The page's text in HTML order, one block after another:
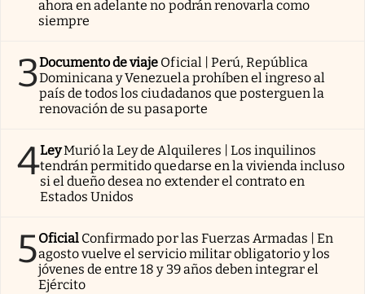
ahora en adelante no podrán renovarla como
siempre
3Documento de viaje Oficial | Perú, República
Dominicana y Venezuela prohíben el ingreso al
país de todos los ciudadanos que posterguen la
renovación de su pasaporte
4LeyMurió la Ley de Alquileres | Los inquilinos
tendrán permitido quedarse en la vivienda incluso
si el dueño desea no extender el contrato en
Estados Unidos
5Oficial Confirmado por las Fuerzas Armadas | En
agosto vuelve el servicio militar obligatorio y los
jóvenes de entre 18 y 39 años deben integrar el
Ejército